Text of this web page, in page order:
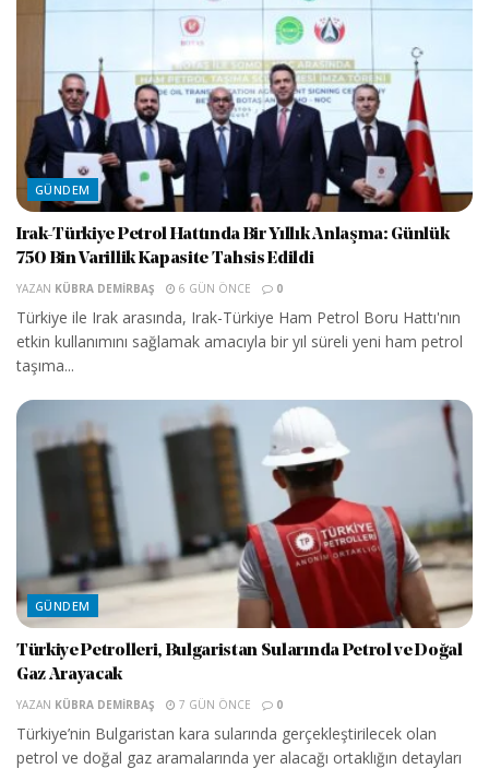
GÜNDEM
Irak-Türkiye Petrol Hattında Bir Yıllık Anlaşma: Günlük
750 Bin Varillik Kapasite Tahsis Edildi
YAZAN KÜBRA DEMIRBAŞ 6 GÜN ÖNCE 0
Türkiye ile Irak arasında, Irak-Türkiye Ham Petrol Boru Hattı'nın
etkin kullanımını sağlamak amacıyla bir yıl süreli yeni ham petrol
taşıma...
GÜNDEM
Türkiye Petrolleri, Bulgaristan Sularında Petrol ve Doğal
Gaz Arayacak
YAZAN KÜBRA DEMIRBAŞ 7 GÜN ÖNCE 0
Türkiye’nin Bulgaristan kara sularında gerçekleştirilecek olan
petrol ve doğal gaz aramalarında yer alacağı ortaklığın detayları